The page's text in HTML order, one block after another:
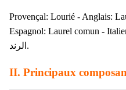
Provençal: Lourié - Anglais:
Espagnol: Laurel comun -
الرند.
II. Principaux